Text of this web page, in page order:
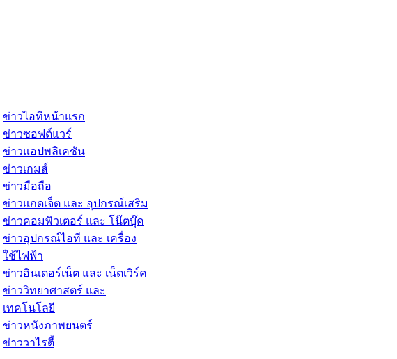
ข่าวไอทีหน้าแรก
ข่าวซอฟต์แวร์
ข่าวแอปพลิเคชัน
ข่าวเกมส์
ข่าวมือถือ
ข่าวแกดเจ็ต และ อุปกรณ์เสริม
ข่าวคอมพิวเตอร์ และ โน๊ตบุ๊ค
ข่าวอุปกรณ์ไอที และ เครื่อง
ใช้ไฟฟ้า
ข่าวอินเตอร์เน็ต และ เน็ตเวิร์ค
ข่าววิทยาศาสตร์ และ
เทคโนโลยี
ข่าวหนังภาพยนตร์
ข่าววาไรตี้